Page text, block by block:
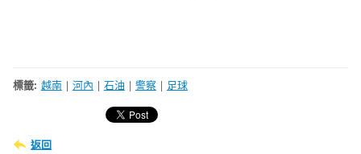
標籤: 越南 | 河內 | 石油 | 警察 | 足球
返回